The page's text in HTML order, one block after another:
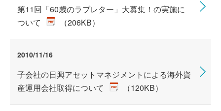
第11回「60歳のラブレター」大募集！の実施に
ついて
（206KB）
2010/11/16
子会社の日興アセットマネジメントによる海外資
産運用会社取得について
（120KB）